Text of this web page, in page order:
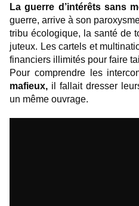
La guerre d’intérêts sans
guerre, arrive à son
tribu écologique, la santé de
juteux. Les cartels et
financiers illimités pour faire
Pour comprendre les
mafieux, il fallait dresser
un même ouvrage.